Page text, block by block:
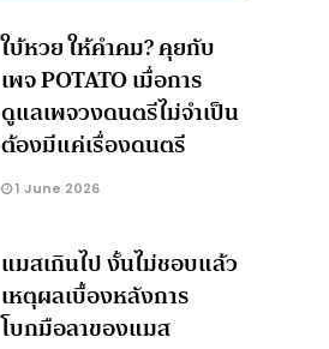
ใบ้หวย ให้คำคม? คุยกับ
เพจ POTATO เมื่อการ
ดูแลเพจวงดนตรีไม่จำเป็น
ต้องมีแค่เรื่องดนตรี
1 June 2026
แมสเกินไป งั้นไม่ชอบแล้ว
เหตุผลเบื้องหลังการ
โบกมือลาของแมส